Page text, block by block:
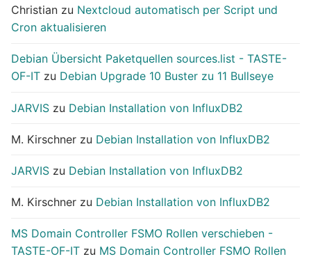
Christian zu Nextcloud automatisch per Script und
Cron aktualisieren
Debian Übersicht Paketquellen sources.list - TASTE-
OF-IT zu Debian Upgrade 10 Buster zu 11 Bullseye
JARVIS zu Debian Installation von InfluxDB2
M. Kirschner zu Debian Installation von InfluxDB2
JARVIS zu Debian Installation von InfluxDB2
M. Kirschner zu Debian Installation von InfluxDB2
MS Domain Controller FSMO Rollen verschieben -
TASTE-OF-IT zu MS Domain Controller FSMO Rollen